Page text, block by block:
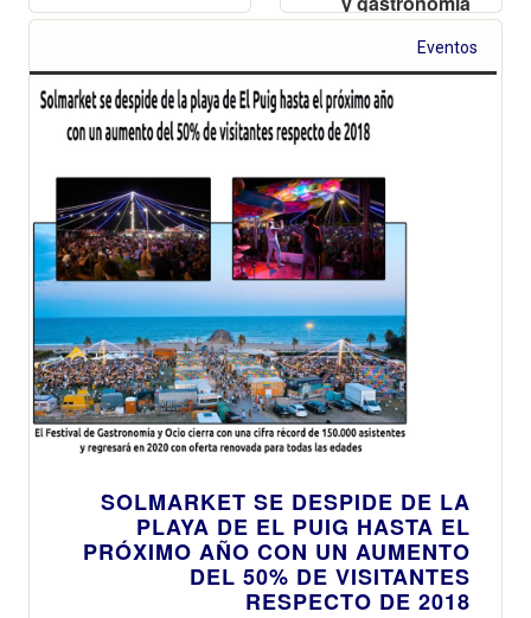
prevé más de
160.000
asistentes del
29 de julio al 20
de agosto
Eventos
SOLMARKET SE DESPIDE DE LA
PLAYA DE EL PUIG HASTA EL
PRÓXIMO AÑO CON UN AUMENTO
DEL 50% DE VISITANTES
RESPECTO DE 2018